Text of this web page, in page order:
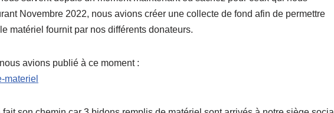
Novembre 2022, nous avions créer une collecte de fond afin de permettre
matériel fournit par nos différents donateurs.
avions publié à ce moment :
materiel